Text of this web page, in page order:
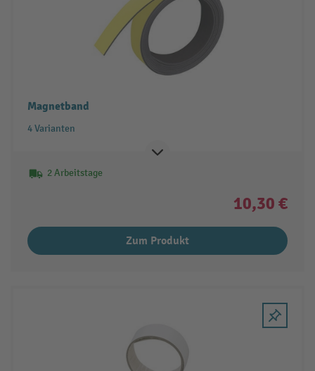
Magnetband
4 Varianten
2 Arbeitstage
10,30 €
Zum Produkt